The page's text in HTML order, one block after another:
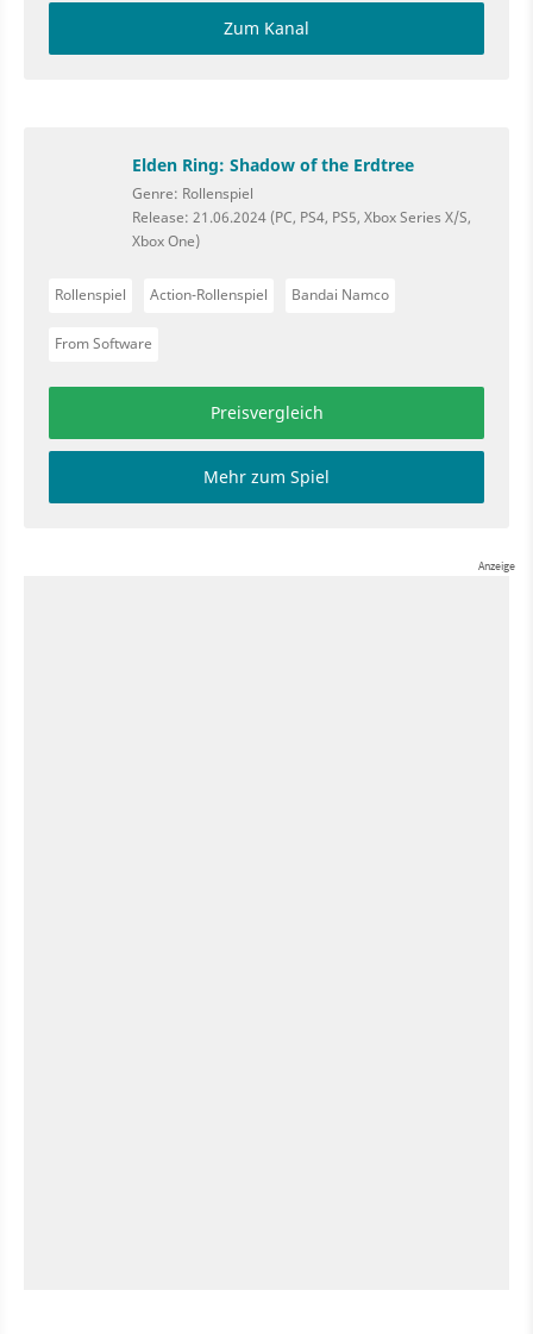
Zum Kanal
Elden Ring: Shadow of the Erdtree
Genre: Rollenspiel
Release: 21.06.2024 (PC, PS4, PS5, Xbox Series X/S,
Xbox One)
Rollenspiel Action-Rollenspiel Bandai Namco
From Software
Preisvergleich
Mehr zum Spiel